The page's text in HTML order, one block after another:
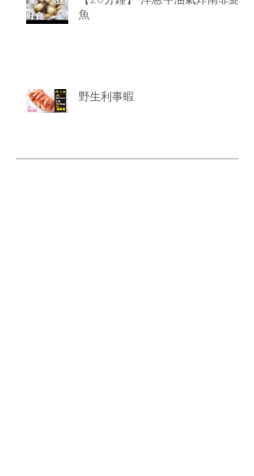
魚
野生利事蝦